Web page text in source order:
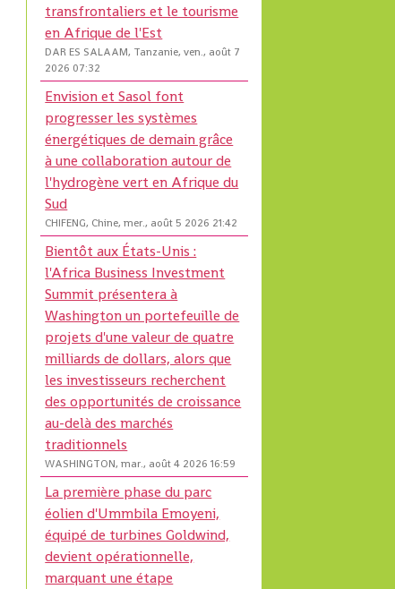
transfrontaliers et le tourisme
en Afrique de l'Est
DAR ES SALAAM, Tanzanie, ven., août 7
2026 07:32
Envision et Sasol font
progresser les systèmes
énergétiques de demain grâce
à une collaboration autour de
l'hydrogène vert en Afrique du
Sud
CHIFENG, Chine, mer., août 5 2026 21:42
Bientôt aux États-Unis :
l'Africa Business Investment
Summit présentera à
Washington un portefeuille de
projets d'une valeur de quatre
milliards de dollars, alors que
les investisseurs recherchent
des opportunités de croissance
au-delà des marchés
traditionnels
WASHINGTON, mar., août 4 2026 16:59
La première phase du parc
éolien d'Ummbila Emoyeni,
équipé de turbines Goldwind,
devient opérationnelle,
marquant une étape